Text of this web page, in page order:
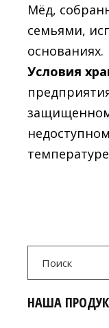
Мёд,
семьями,
основаниях.
Условия
защищенном
Search
for:
НАША